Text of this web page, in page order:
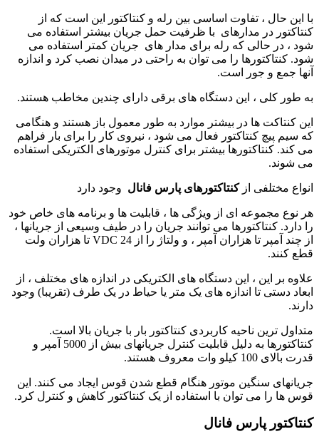
با این حال ، تفاوت اساسی بین رله و کنتاکتور این است که از
کنتاکتور در مدارهای با ظرفیت حمل جریان بیشتر استفاده می
شود ، در حالی که رله برای مدار های جریان کمتر استفاده می
شود. کنتاکتورها را می توان به راحتی در میدان نصب کرد و اندازه
آنها جمع و جور است.
به طور کلی ، این دستگاه های برقی دارای چندین مخاطب هستند.
این کنتاکت ها در بیشتر موارد به طور معمول باز هستند و هنگامی
که سیم پیچ کنتاکتور فعال می شود ، نیروی کار را برای بار فراهم
می کند. کنتاکتورها بیشتر برای کنترل موتورهای الکتریکی استفاده
می شوند.
انواع مختلفی ازکنتاکتورهای پارس فانال وجود دارد
هر نوع مجموعه ای از ویژگی ها ، قابلیت ها و برنامه های خاص خود
را دارد. کنتاکتورها می توانند جریان را در طیف وسیعی از جریانها ،
از چند آمپر تا هزاران آمپر ، و ولتاژ را از 24 VDC تا هزاران ولت
قطع کنند.
علاوه بر این ، این دستگاه های الکتریکی در اندازه های مختلف ، از
ابعاد دستی تا اندازه های یک متر یا حیاط در یک طرف (تقریبا) وجود
دارند.
متداول ترین ناحیه کاربردی کنتاکتور بار با جریان بالا است.
کنتاکتورها به دلیل قابلیت کنترل جریانهای بیش از 5000 آمپر و
قدرت بالای 100 کیلو وات معروف هستند.
جریانهای سنگین موتور هنگام قطع شدن قوس ایجاد می کنند. این
قوس ها را می توان با استفاده از یک کنتاکتور کاهش و کنترل کرد.
کنتاکتور پارس فانال